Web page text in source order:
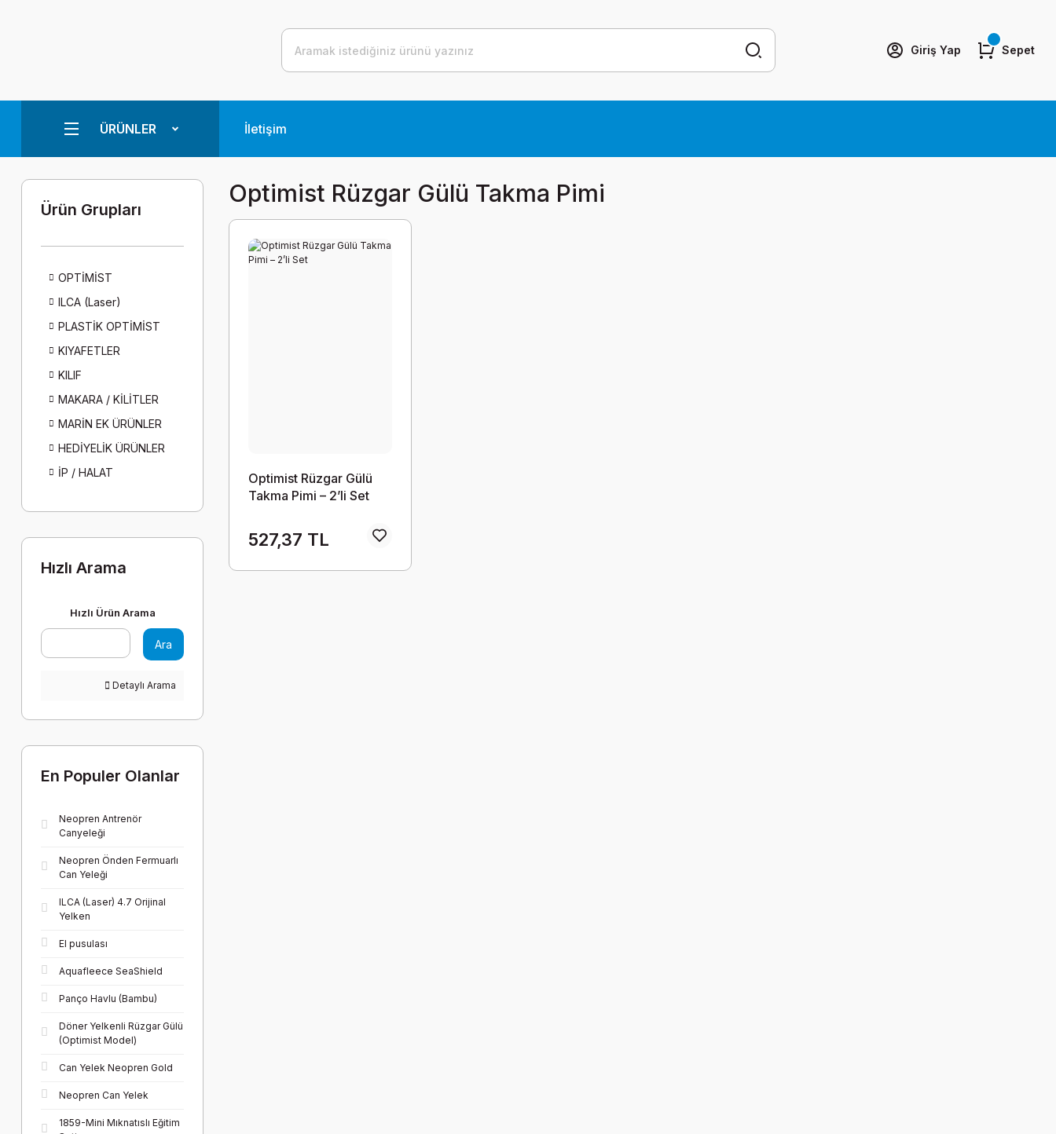
Giriş Yap Sepet
ÜRÜNLER İletişim
Ürün Grupları
OPTİMİST
ILCA (Laser)
PLASTİK OPTİMİST
KIYAFETLER
KILIF
MAKARA / KİLİTLER
MARİN EK ÜRÜNLER
HEDİYELİK ÜRÜNLER
İP / HALAT
Hızlı Arama
Hızlı Ürün Arama
Ara
Detaylı Arama
En Populer Olanlar
Neopren Antrenör
Canyeleği
Neopren Önden Fermuarlı
Can Yeleği
ILCA (Laser) 4.7 Orijinal
Yelken
El pusulası
Aquafleece SeaShield
Panço Havlu (Bambu)
Döner Yelkenli Rüzgar Gülü
(Optimist Model)
Can Yelek Neopren Gold
Neopren Can Yelek
1859-Mini Mıknatıslı Eğitim
Optimist Rüzgar Gülü Takma Pimi
Optimist Rüzgar Gülü
Takma Pimi – 2’li Set
527,37 TL